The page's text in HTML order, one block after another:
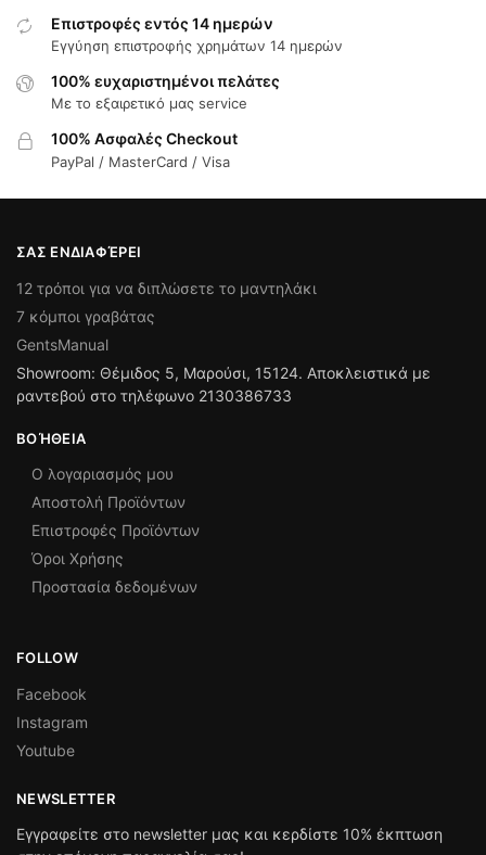
Επιστροφές εντός 14 ημερών
Εγγύηση επιστροφής χρημάτων 14 ημερών
100% ευχαριστημένοι πελάτες
Με το εξαιρετικό μας service
100% Ασφαλές Checkout
PayPal / MasterCard / Visa
ΣΑΣ ΕΝΔΙΑΦΈΡΕΙ
12 τρόποι για να διπλώσετε το μαντηλάκι
7 κόμποι γραβάτας
GentsManual
Showroom: Θέμιδος 5, Μαρούσι, 15124. Αποκλειστικά με
ραντεβού στο τηλέφωνο 2130386733
ΒΟΉΘΕΙΑ
Ο λογαριασμός μου
Αποστολή Προϊόντων
Επιστροφές Προϊόντων
Όροι Χρήσης
Προστασία δεδομένων
FOLLOW
Facebook
Instagram
Youtube
NEWSLETTER
Εγγραφείτε στο newsletter μας και κερδίστε 10% έκπτωση